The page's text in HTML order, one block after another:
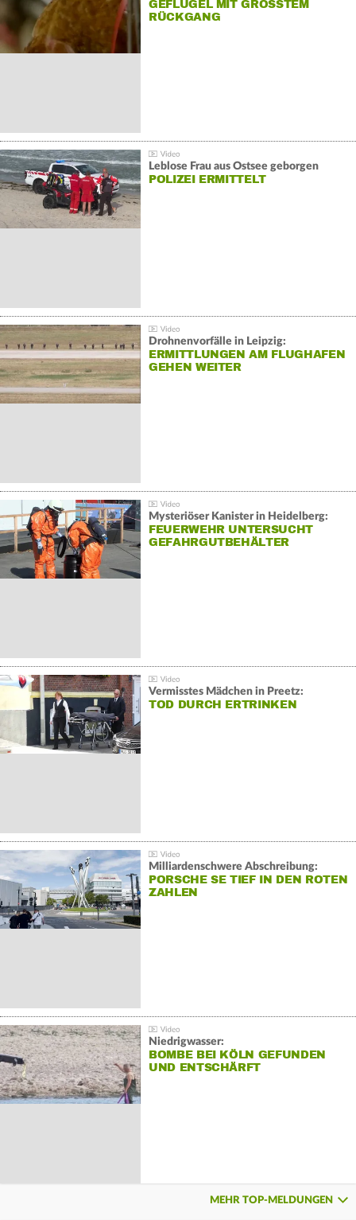
GEFLÜGEL MIT GRÖSSTEM R
ÜCKGANG
Leblose Frau aus Ostsee geborgen
POLIZEI ERMITTELT
Drohnenvorfälle in Leipzig:
ERMITTLUNGEN AM FLUGHAFEN
GEHEN WEITER
Mysteriöser Kanister in Heidelberg:
FEUERWEHR UNTERSUCHT
GEFAHRGUTBEHÄLTER
Vermisstes Mädchen in Preetz:
TOD DURCH ERTRINKEN
Milliardenschwere Abschreibung:
PORSCHE SE TIEF IN DEN ROTEN
ZAHLEN
Niedrigwasser:
BOMBE BEI KÖLN GEFUNDEN
UND ENTSCHÄRFT
MEHR TOP-MELDUNGEN